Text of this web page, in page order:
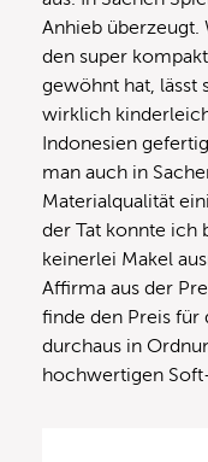
Anhieb überzeugt.
den super
gewöhnt hat, lässt
wirklich
Indonesien
man auch in
Materialqualität
der Tat konnte ich
keinerlei Makel
Affirma aus der
finde den Preis für
durchaus in
hochwertigen